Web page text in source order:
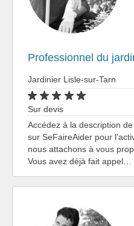
Professionnel du
Jardinier Lisle-sur-Tarn
Sur devis
Accédez à la description
sur SeFaireAider pour
nous attachons à vous
Vous avez déjà fait appel…